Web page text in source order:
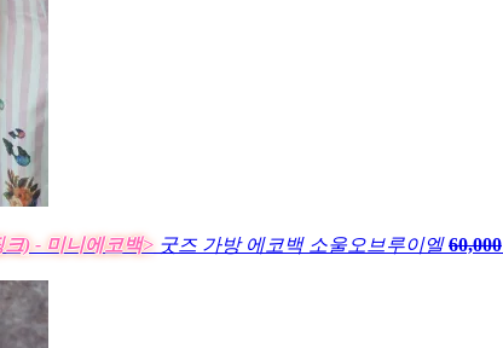
) - 미니에코백> 굿즈 가방 에코백 소울오브루이엘 60,000